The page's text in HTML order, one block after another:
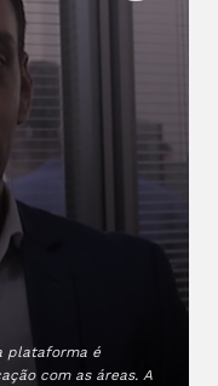
plataforma é
com as áreas. A